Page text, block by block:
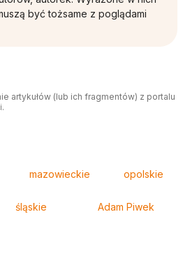
być tożsame z poglądami
artykułów (lub ich fragmentów) z portalu
mazowieckie opolskie
śląskie Adam Piwek